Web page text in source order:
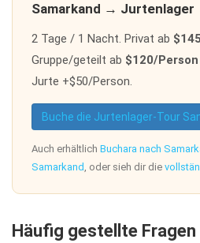
Samarkand → Jurtenlager
2 Tage / 1 Nacht. Privat ab
Gruppe/geteilt ab $120/Person
Jurte +$50/Person.
Buche die Jurtenlager-Tour
Auch erhältlich Buchara nach
Samarkand, oder sieh dir die
Häufig gestellte Fragen